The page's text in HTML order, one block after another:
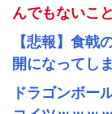
んでもないこ
【悲報】食戟
開になってし
ドラゴンボー